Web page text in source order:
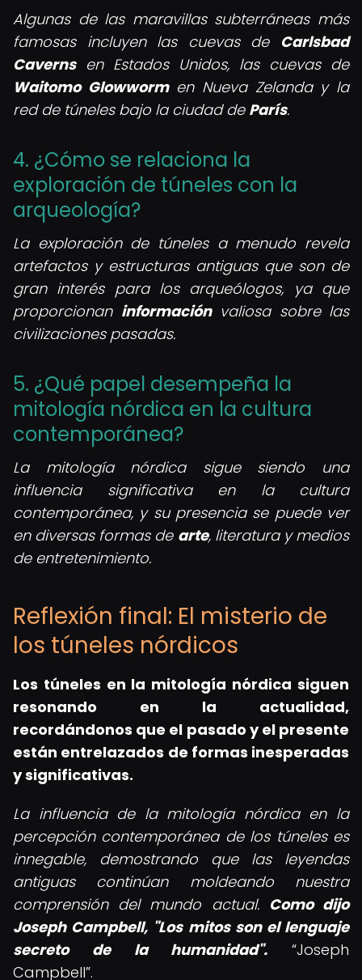
Algunas de las maravillas subterráneas más
famosas incluyen las cuevas de Carlsbad
Cavernsen Estados Unidos, las cuevas de
Waitomo Glowwormen Nueva Zelanda y la
red de túneles bajo la ciudad de París.
4. ¿Cómo se relaciona la
exploración de túneles con la
arqueología?
La exploración de túneles a menudo revela
artefactos y estructuras antiguas que son de
gran interés para los arqueólogos, ya que
proporcionan informaciónvaliosa sobre las
civilizaciones pasadas.
5. ¿Qué papel desempeña la
mitología nórdica en la cultura
contemporánea?
La mitología nórdica sigue siendo una
influencia significativa en la cultura
contemporánea, y su presencia se puede ver
en diversas formas de arte, literatura y medios
de entretenimiento.
Reflexión final: El misterio de
los túneles nórdicos
Los túneles en la mitología nórdica siguen
resonando en la actualidad,
recordándonos que el pasado y el presente
están entrelazados de formas inesperadas
y significativas.
La influencia de la mitología nórdica en la
percepción contemporánea de los túneles es
innegable, demostrando que las leyendas
antiguas continúan moldeando nuestra
comprensión del mundo actual. Como dijo
Joseph Campbell, "Los mitos son el lenguaje
secreto de la humanidad".
Joseph
Campbell .